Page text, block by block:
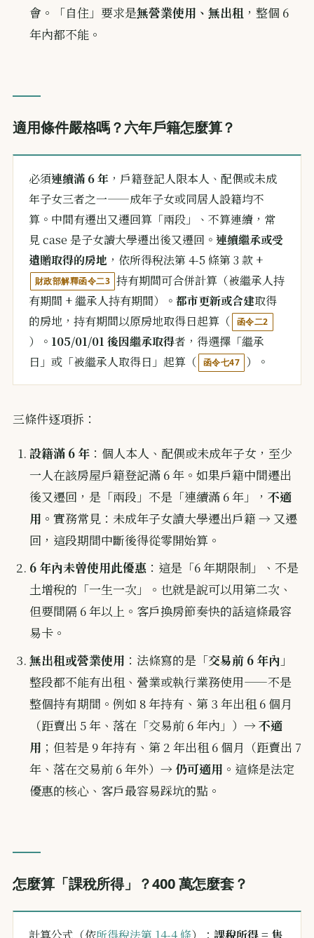
會。「自住」要求是無營業使用、無出租 ，整個 6
年內都不能。
適用條件嚴格嗎？六年戶籍怎麼算？
必須連續滿 6 年 ，戶籍登記人限本人、配偶或未成
年子女三者之一——成年子女或同居人設籍均不
算。中間有遷出又遷回算「兩段」、不算連續，常
見 case 是子女讀大學遷出後又遷回。 連續繼承或受
遺贈取得的房地 ，依所得稅法第 4-5 條第 3 款 +
財政部解釋函令二3 持有期間可合併計算（被繼承人持
有期間 + 繼承人持有期間）。 都市更新或合建取得
的房地，持有期間以原房地取得日起算（ 函令二2
）。 105/01/01 後因繼承取得者，得選擇「繼承
日」或「被繼承人取得日」起算（ 函令七47 ）。
三條件逐項拆：
設籍滿 6 年 ：個人本人、配偶或未成年子女，至少
一人在該房屋戶籍登記滿 6 年。如果戶籍中間遷出
後又遷回，是「兩段」不是「連續滿 6 年」， 不適
用 。實務常見：未成年子女讀大學遷出戶籍 → 又遷
回，這段期間中斷後得從零開始算。
6 年內未曾使用此優惠 ：這是「6 年期限制」、不是
土增稅的「一生一次」。也就是說可以用第二次、
但要間隔 6 年以上。客戶換房節奏快的話這條最容
易卡。
無出租或營業使用 ：法條寫的是「交易前 6 年內 」
整段都不能有出租、營業或執行業務使用——不是
整個持有期間。例如 8 年持有、第 3 年出租 6 個月
（距賣出 5 年、落在「交易前 6 年內」）→不適
用 ；但若是 9 年持有、第 2 年出租 6 個月（距賣出 7
年、落在交易前 6 年外）→ 仍可適用 。這條是法定
優惠的核心、客戶最容易踩坑的點。
怎麼算「課稅所得」？400 萬怎麼套？